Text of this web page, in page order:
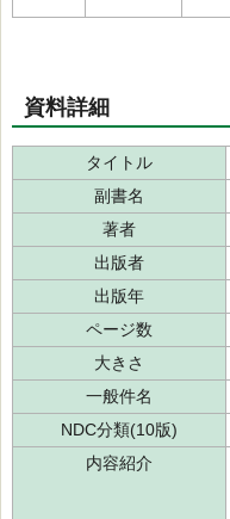
資料詳細
タイトル
副書名
著者
出版者
出版年
ページ数
大きさ
一般件名
NDC分類(10版)
内容紹介